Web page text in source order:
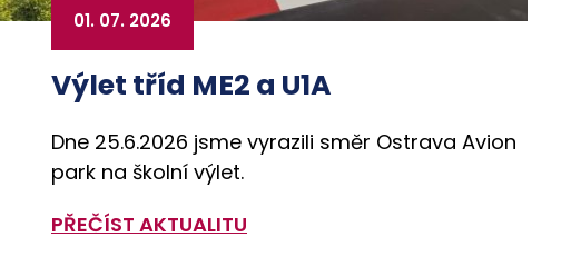
Výlet tříd ME2 a U1A
01. 07. 2026
Dne 25.6.2026 jsme vyrazili směr Ostrava Avion
park na školní výlet.
PŘEČÍST AKTUALITU